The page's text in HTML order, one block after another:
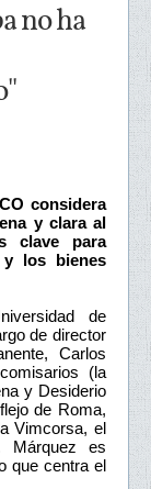
no ha
considera
y clara al
clave para
los bienes
de
de director
Carlos
(la
y Desiderio
de Roma,
Vimcorsa, el
Márquez es
que centra el